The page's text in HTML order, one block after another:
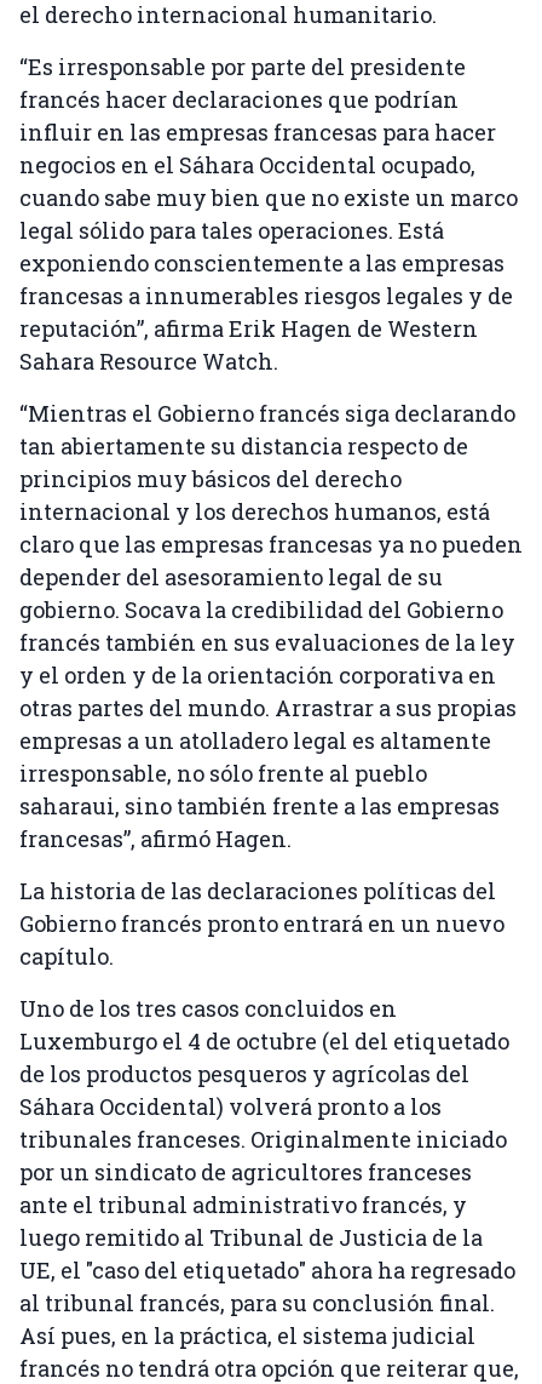
el derecho internacional humanitario.
“Es irresponsable por parte del presidente
francés hacer declaraciones que podrían
influir en las empresas francesas para hacer
negocios en el Sáhara Occidental ocupado,
cuando sabe muy bien que no existe un marco
legal sólido para tales operaciones. Está
exponiendo conscientemente a las empresas
francesas a innumerables riesgos legales y de
reputación”, afirma Erik Hagen de Western
Sahara Resource Watch.
“Mientras el Gobierno francés siga declarando
tan abiertamente su distancia respecto de
principios muy básicos del derecho
internacional y los derechos humanos, está
claro que las empresas francesas ya no pueden
depender del asesoramiento legal de su
gobierno. Socava la credibilidad del Gobierno
francés también en sus evaluaciones de la ley
y el orden y de la orientación corporativa en
otras partes del mundo. Arrastrar a sus propias
empresas a un atolladero legal es altamente
irresponsable, no sólo frente al pueblo
saharaui, sino también frente a las empresas
francesas”, afirmó Hagen.
La historia de las declaraciones políticas del
Gobierno francés pronto entrará en un nuevo
capítulo.
Uno de los tres casos concluidos en
Luxemburgo el 4 de octubre (el del etiquetado
de los productos pesqueros y agrícolas del
Sáhara Occidental) volverá pronto a los
tribunales franceses. Originalmente iniciado
por un sindicato de agricultores franceses
ante el tribunal administrativo francés, y
luego remitido al Tribunal de Justicia de la
UE, el "caso del etiquetado" ahora ha regresado
al tribunal francés, para su conclusión final.
Así pues, en la práctica, el sistema judicial
francés no tendrá otra opción que reiterar que,